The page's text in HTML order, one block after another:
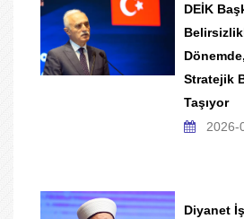
DEİK
Stratejik
Taşıyor
2026-
Diyanet